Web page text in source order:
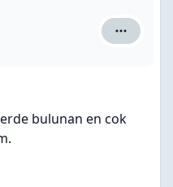
B00x için
bulunan en cok